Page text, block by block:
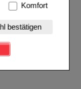
es sich um
Warenkorb,
verzichtet
zu gestalten,
des
Komfort
bestätigen